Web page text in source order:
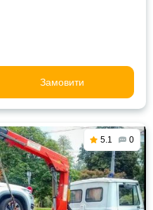
Замовити
5.1 0